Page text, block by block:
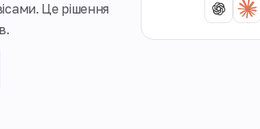
Це рішення